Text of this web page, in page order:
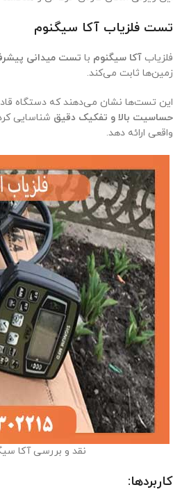
تست فلزیاب آکا سیگنوم
فلزیاب آکا سیگنوم با تست میدانی
زمین‌ها ثابت می‌کند.
این تست‌ها نشان می‌دهند که دستگاه
حساسیت بالا و تفکیک دقیق شناسایی
واقعی ارائه دهد.
نقد و بررسی آکا
کاربردها: